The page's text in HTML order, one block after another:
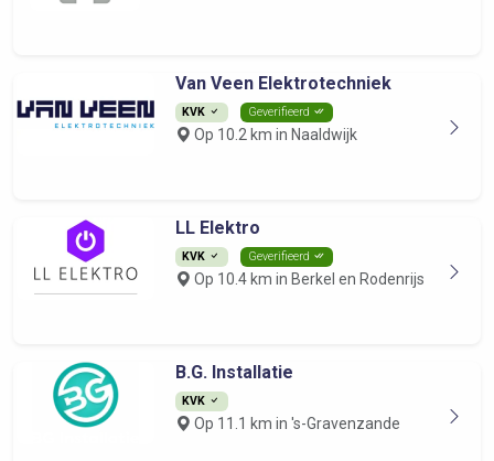
Van Veen Elektrotechniek
KVK Geverifieerd
Op 10.2 km in Naaldwijk
LL Elektro
KVK Geverifieerd
Op 10.4 km in Berkel en Rodenrijs
B.G. Installatie
KVK
Op 11.1 km in 's-Gravenzande